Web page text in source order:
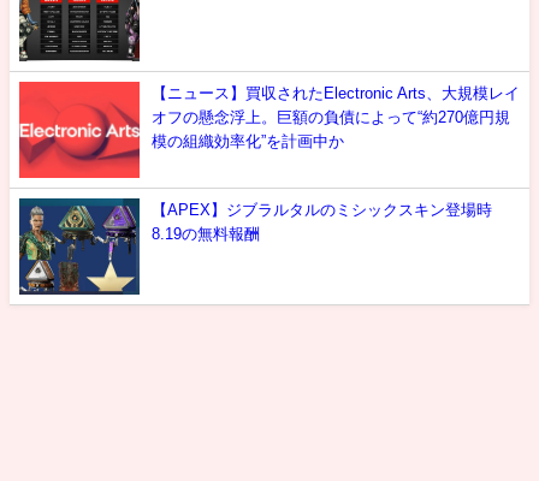
【ニュース】買収されたElectronic Arts、大規模レイ
オフの懸念浮上。巨額の負債によって“約270億円規
模の組織効率化”を計画中か
【APEX】ジブラルタルのミシックスキン登場時
8.19の無料報酬